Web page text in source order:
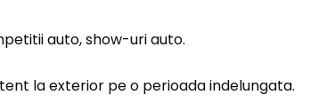
auto, show-uri auto.
la exterior pe o perioada indelungata.